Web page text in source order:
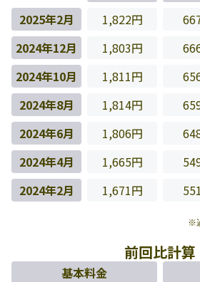
2025年2月
1,822円
2024年12月
1,803円
2024年10月
1,811円
2024年8月
1,814円
2024年6月
1,806円
2024年4月
1,665円
2024年2月
1,671円
※
前回比計算
基本料金